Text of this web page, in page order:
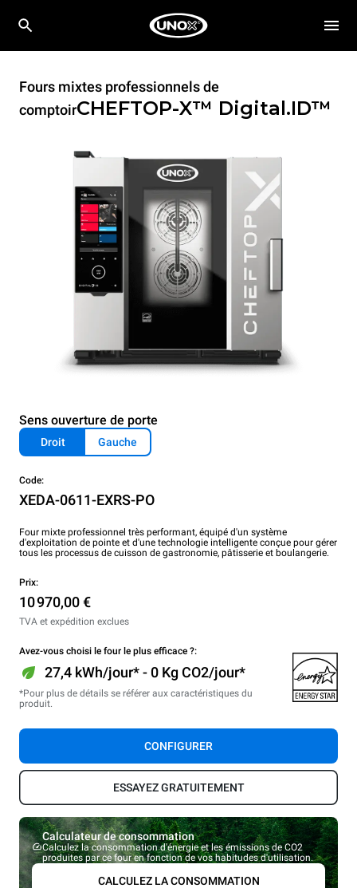
Fours mixtes professionnels de
comptoirCHEFTOP-X™ Digital.ID™
Sens ouverture de porte
Droit Gauche
Code:
XEDA-0611-EXRS-PO
Four mixte professionnel très performant, équipé d'un système
d'exploitation de pointe et d'une technologie intelligente conçue pour gérer
tous les processus de cuisson de gastronomie, pâtisserie et boulangerie.
Prix:
10 970,00 €
TVA et expédition exclues
Avez-vous choisi le four le plus efficace ?:
27,4 kWh/jour* - 0 Kg CO2/jour*
*Pour plus de détails se référer aux caractéristiques du
produit.
CONFIGURER
ESSAYEZ GRATUITEMENT
Calculateur de consommation
Calculez la consommation d'énergie et les émissions de CO2
produites par ce four en fonction de vos habitudes d'utilisation.
CALCULEZ LA CONSOMMATION